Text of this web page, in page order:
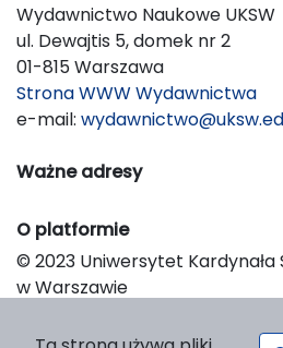
Wydawnictwo Naukowe UKSW
ul. Dewajtis 5, domek nr 2
01-815 Warszawa
Strona WWW Wydawnictwa
e-mail:
Ważne adresy
O platformie
© 2023 Uniwersytet
w Warszawie
Platform & Workflow by OJS/